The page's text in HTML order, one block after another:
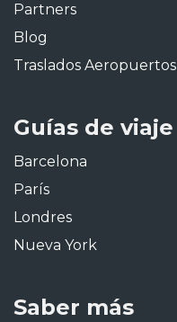
Partners
Blog
Traslados Aeropuertos
Guías de viaje
Barcelona
París
Londres
Nueva York
Saber más